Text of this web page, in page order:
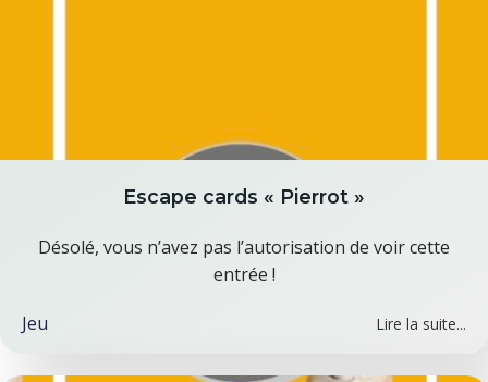
Escape cards « Pierrot »
Désolé, vous n’avez pas l’autorisation de voir cette
entrée !
Jeu Lire la suite...